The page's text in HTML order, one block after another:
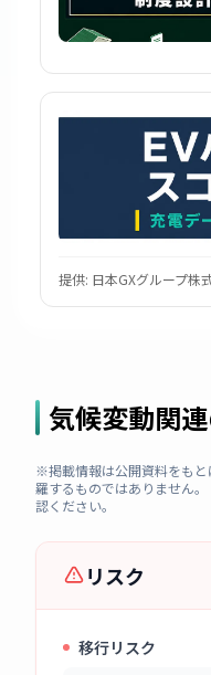
提供: 日本GXグループ株
気候変動関
※掲載情報は公開資料をも
羅するものではありません
認ください。
リスク
移行リスク